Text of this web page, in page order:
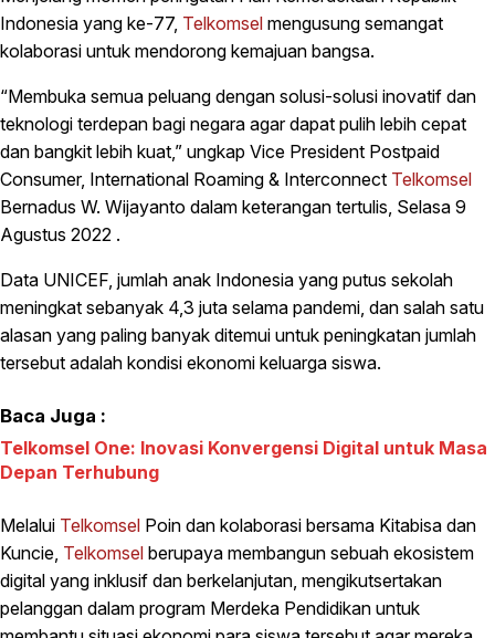
Indonesia yang ke-77, Telkomsel mengusung semangat
kolaborasi untuk mendorong kemajuan bangsa.
“Membuka semua peluang dengan solusi-solusi inovatif dan
teknologi terdepan bagi negara agar dapat pulih lebih cepat
dan bangkit lebih kuat,” ungkap Vice President Postpaid
Consumer, International Roaming & Interconnect Telkomsel
Bernadus W. Wijayanto dalam keterangan tertulis, Selasa 9
Agustus 2022 .
Data UNICEF, jumlah anak Indonesia yang putus sekolah
meningkat sebanyak 4,3 juta selama pandemi, dan salah satu
alasan yang paling banyak ditemui untuk peningkatan jumlah
tersebut adalah kondisi ekonomi keluarga siswa.
Baca Juga :
Telkomsel One: Inovasi Konvergensi Digital untuk Masa
Depan Terhubung
Melalui Telkomsel Poin dan kolaborasi bersama Kitabisa dan
Kuncie, Telkomsel berupaya membangun sebuah ekosistem
digital yang inklusif dan berkelanjutan, mengikutsertakan
pelanggan dalam program Merdeka Pendidikan untuk